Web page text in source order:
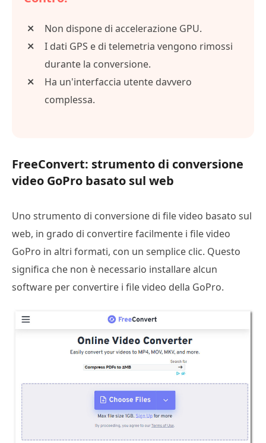
Non dispone di accelerazione GPU.
I dati GPS e di telemetria vengono rimossi
durante la conversione.
Ha un'interfaccia utente davvero
complessa.
FreeConvert: strumento di conversione
video GoPro basato sul web
Uno strumento di conversione di file video basato sul
web, in grado di convertire facilmente i file video
GoPro in altri formati, con un semplice clic. Questo
significa che non è necessario installare alcun
software per convertire i file video della GoPro.